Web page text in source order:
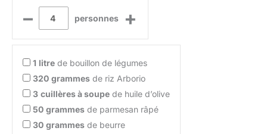
– personnes +
1 litre de bouillon de légumes
320 grammes de riz Arborio
3 cuillères à soupe de huile d’olive
50 grammes de parmesan râpé
30 grammes de beurre